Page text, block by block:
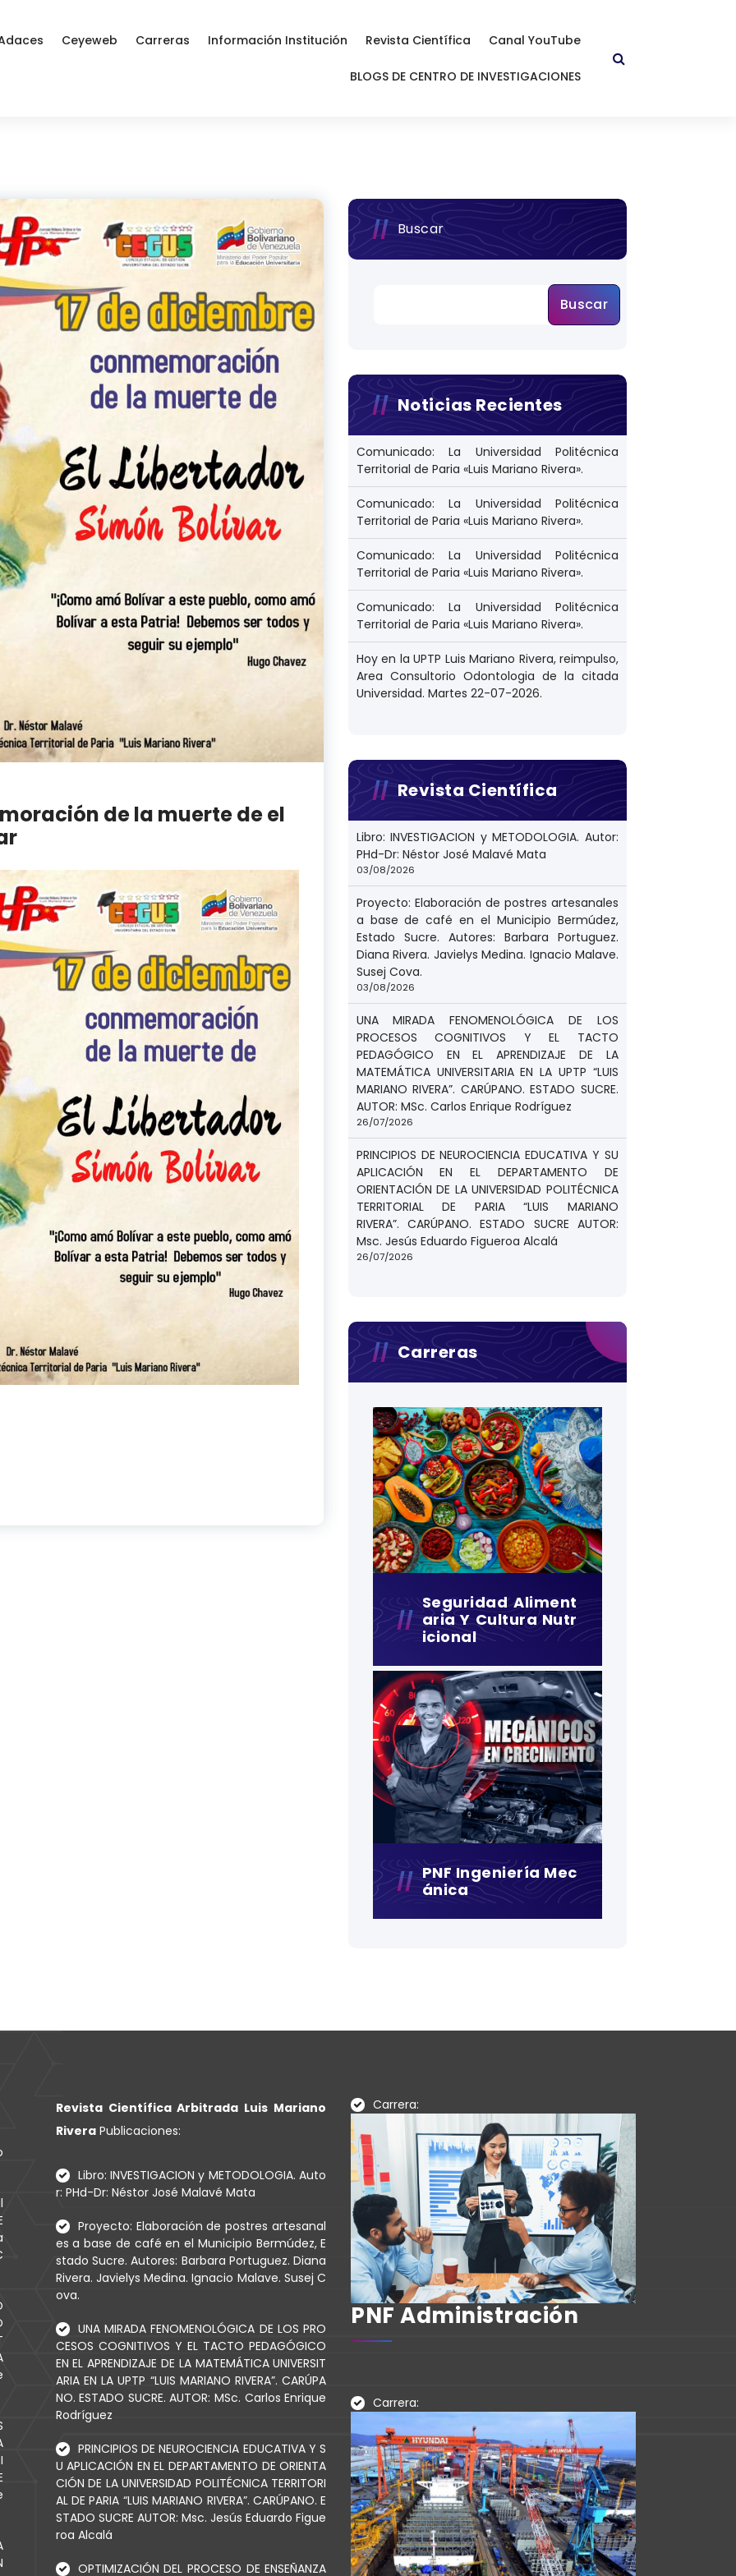
Ceyeweb Carreras Información Institución Revista Científica Canal YouTube
BLOGS DE CENTRO DE INVESTIGACIONES
de la muerte de el
Buscar
Buscar
Noticias Recientes
Comunicado: La Universidad Politécnica
Territorial de Paria «Luis Mariano Rivera».
Comunicado: La Universidad Politécnica
Territorial de Paria «Luis Mariano Rivera».
Comunicado: La Universidad Politécnica
Territorial de Paria «Luis Mariano Rivera».
Comunicado: La Universidad Politécnica
Territorial de Paria «Luis Mariano Rivera».
Hoy en la UPTP Luis Mariano Rivera, reimpulso,
Area Consultorio Odontologia de la citada
Universidad. Martes 22-07-2026.
Revista Científica
Libro: INVESTIGACION y METODOLOGIA. Autor:
PHd-Dr: Néstor José Malavé Mata
03/08/2026
Proyecto: Elaboración de postres artesanales
a base de café en el Municipio Bermúdez,
Estado Sucre. Autores: Barbara Portuguez.
Diana Rivera. Javielys Medina. Ignacio Malave.
Susej Cova.
03/08/2026
UNA MIRADA FENOMENOLÓGICA DE LOS
PROCESOS COGNITIVOS Y EL TACTO
PEDAGÓGICO EN EL APRENDIZAJE DE LA
MATEMÁTICA UNIVERSITARIA EN LA UPTP “LUIS
MARIANO RIVERA”. CARÚPANO. ESTADO SUCRE.
AUTOR: MSc. Carlos Enrique Rodríguez
26/07/2026
PRINCIPIOS DE NEUROCIENCIA EDUCATIVA Y SU
APLICACIÓN EN EL DEPARTAMENTO DE
ORIENTACIÓN DE LA UNIVERSIDAD POLITÉCNICA
TERRITORIAL DE PARIA “LUIS MARIANO
RIVERA”. CARÚPANO. ESTADO SUCRE AUTOR:
Msc. Jesús Eduardo Figueroa Alcalá
26/07/2026
Carreras
Seguridad Aliment
Aria Y Cultura Nutr
Icional
PNF Ingeniería Mec
Ánica
Revista Científica Arbitrada Luis Mariano
RiveraPublicaciones:
Libro: INVESTIGACION y METODOLOGIA. Auto
r: PHd-Dr: Néstor José Malavé Mata
Proyecto: Elaboración de postres artesanal
es a base de café en el Municipio Bermúdez, E
stado Sucre. Autores: Barbara Portuguez. Diana
Rivera. Javielys Medina. Ignacio Malave. Susej C
ova.
UNA MIRADA FENOMENOLÓGICA DE LOS PRO
CESOS COGNITIVOS Y EL TACTO PEDAGÓGICO
EN EL APRENDIZAJE DE LA MATEMÁTICA UNIVERSIT
ARIA EN LA UPTP “LUIS MARIANO RIVERA”. CARÚPA
NO. ESTADO SUCRE. AUTOR: MSc. Carlos Enrique
Rodríguez
PRINCIPIOS DE NEUROCIENCIA EDUCATIVA Y S
U APLICACIÓN EN EL DEPARTAMENTO DE ORIENTA
CIÓN DE LA UNIVERSIDAD POLITÉCNICA TERRITORI
AL DE PARIA “LUIS MARIANO RIVERA”. CARÚPANO. E
STADO SUCRE AUTOR: Msc. Jesús Eduardo Figue
roa Alcalá
OPTIMIZACIÓN DEL PROCESO DE ENSEÑANZA
Carrera:
PNF Administración
Carrera: